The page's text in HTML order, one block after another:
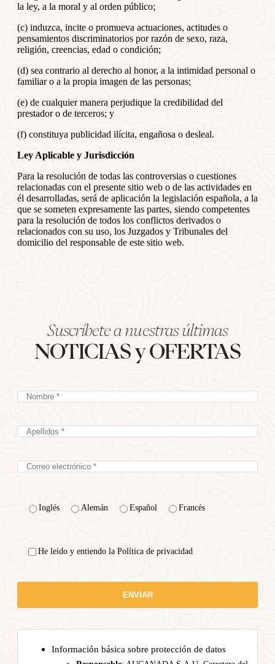
la ley, a la moral y al orden público;
(c) induzca, incite o promueva actuaciones, actitudes o
pensamientos discriminatorios por razón de sexo, raza,
religión, creencias, edad o condición;
(d) sea contrario al derecho al honor, a la intimidad personal o
familiar o a la propia imagen de las personas;
(e) de cualquier manera perjudique la credibilidad del
prestador o de terceros; y
(f) constituya publicidad ilícita, engañosa o desleal.
Ley Aplicable y Jurisdicción
Para la resolución de todas las controversias o cuestiones
relacionadas con el presente sitio web o de las actividades en
él desarrolladas, será de aplicación la legislación española, a la
que se someten expresamente las partes, siendo competentes
para la resolución de todos los conflictos derivados o
relacionados con su uso, los Juzgados y Tribunales del
domicilio del responsable de este sitio web.
Suscríbete a nuestras últimas
NOTICIAS y OFERTAS
Inglés Alemán Español Francés
He leído y entiendo la Política de privacidad
Información básica sobre protección de datos